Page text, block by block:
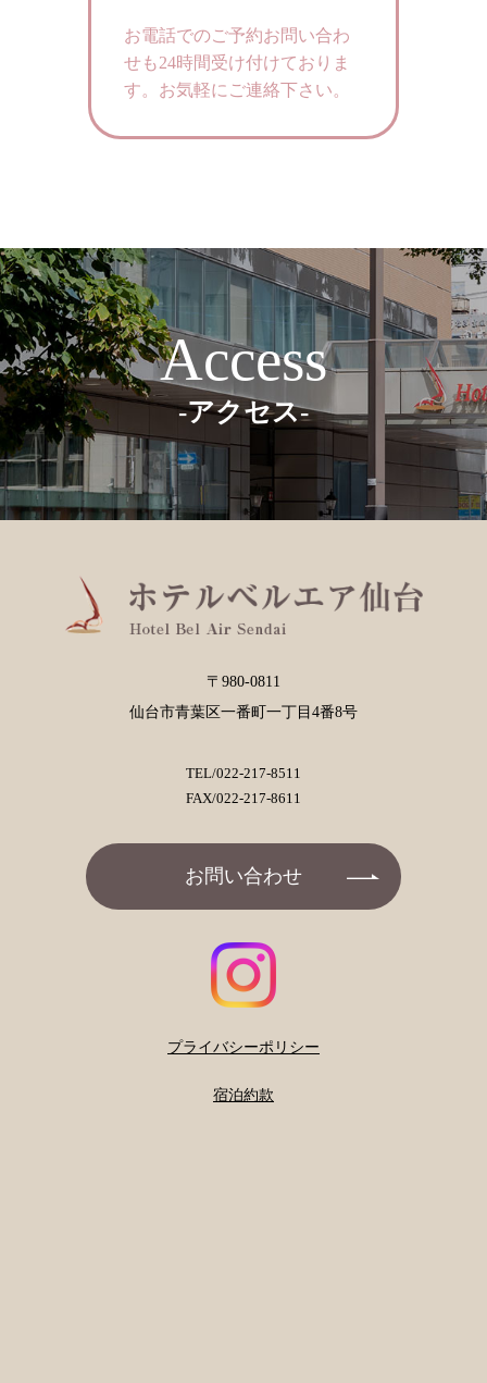
お電話でのご予約お問い合わ
せも24時間受け付けておりま
す。 お気軽にご連絡下さい。
Access
-アクセス-
〒980-0811
仙台市青葉区一番町一丁目4番8号
TEL/022-217-8511
FAX/022-217-8611
お問い合わせ
プライバシーポリシー
宿泊約款